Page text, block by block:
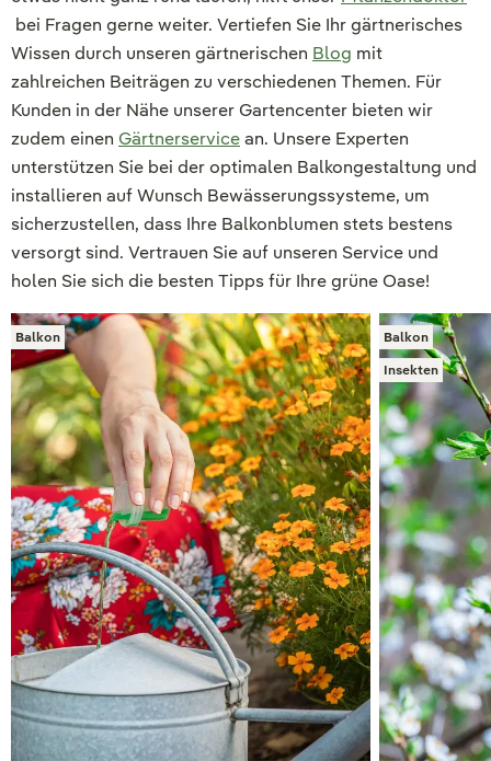
bei Fragen gerne weiter. Vertiefen Sie Ihr gärtnerisches
Wissen durch unseren gärtnerischen Blog mit
zahlreichen Beiträgen zu verschiedenen Themen. Für
Kunden in der Nähe unserer Gartencenter bieten wir
zudem einen Gärtnerservicean. Unsere Experten
unterstützen Sie bei der optimalen Balkongestaltung und
installieren auf Wunsch Bewässerungssysteme, um
sicherzustellen, dass Ihre Balkonblumen stets bestens
versorgt sind. Vertrauen Sie auf unseren Service und
holen Sie sich die besten Tipps für Ihre grüne Oase!
Balkon
Balkon
Insekten